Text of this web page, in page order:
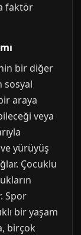
faktör
bir diğer
sosyal
araya
veya
yürüyüş
Çocuklu
Spor
bir yaşam
birçok